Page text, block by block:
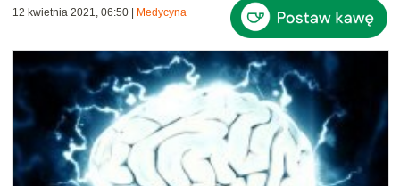
12 kwietnia 2021, 06:50 Medycyna